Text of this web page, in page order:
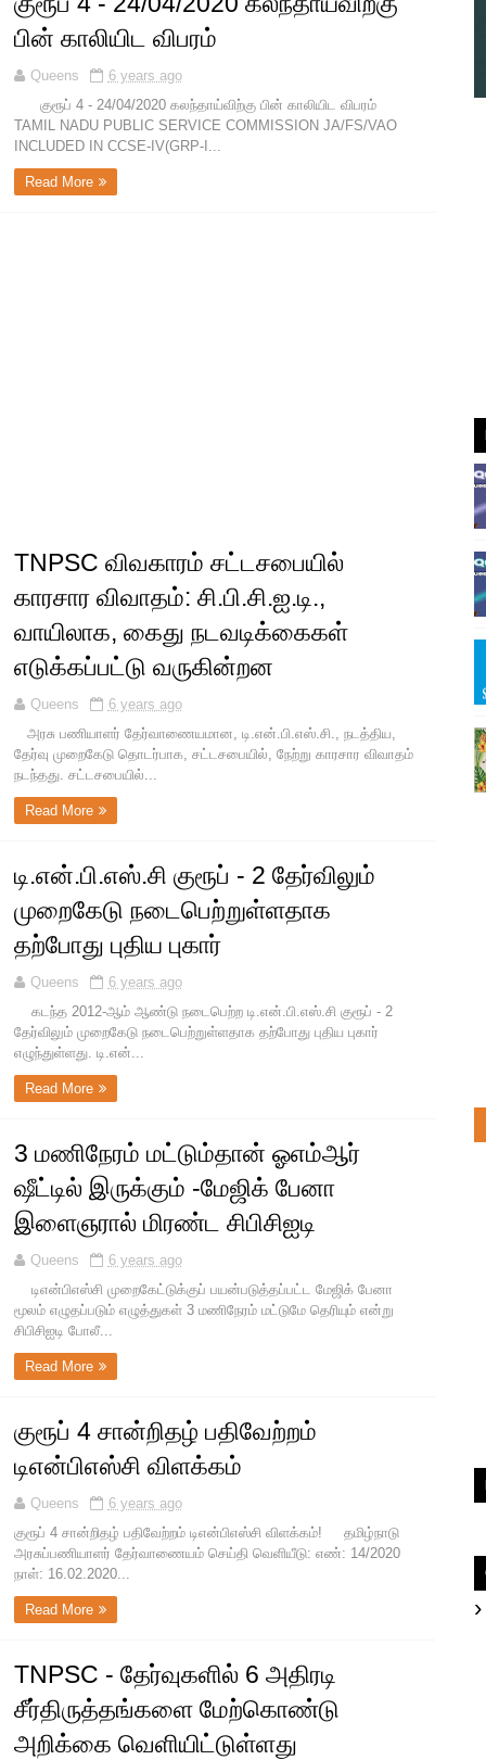
பின் காலியிட விபரம்
Queens
6 years ago
குரூப் 4 - 24/04/2020 கலந்தாய்விற்கு பின் காலியிட விபரம்
TAMIL NADU PUBLIC SERVICE COMMISSION JA/FS/VAO
INCLUDED IN CCSE-IV(GRP-I...
Read More
TNPSC விவகாரம் சட்டசபையில்
காரசார விவாதம்: சி.பி.சி.ஐ.டி.,
வாயிலாக, கைது நடவடிக்கைகள்
எடுக்கப்பட்டு வருகின்றன
Queens
6 years ago
அரசு பணியாளர் தேர்வாணையமான, டி.என்.பி.எஸ்.சி., நடத்திய,
தேர்வு முறைகேடு தொடர்பாக, சட்டசபையில், நேற்று காரசார விவாதம்
நடந்தது. சட்டசபையில்...
Read More
டி.என்.பி.எஸ்.சி குரூப் - 2 தேர்விலும்
முறைகேடு நடைபெற்றுள்ளதாக
தற்போது புதிய புகார்
Queens
6 years ago
கடந்த 2012-ஆம் ஆண்டு நடைபெற்ற டி.என்.பி.எஸ்.சி குரூப் - 2
தேர்விலும் முறைகேடு நடைபெற்றுள்ளதாக தற்போது புதிய புகார்
எழுந்துள்ளது. டி.என்...
Read More
3 மணிநேரம் மட்டும்தான் ஓஎம்ஆர்
ஷீட்டில் இருக்கும் -மேஜிக் பேனா
இளைஞரால் மிரண்ட சிபிசிஐடி
Queens
6 years ago
டிஎன்பிஎஸ்சி முறைகேட்டுக்குப் பயன்படுத்தப்பட்ட மேஜிக் பேனா
மூலம் எழுதப்படும் எழுத்துகள் 3 மணிநேரம் மட்டுமே தெரியும் என்று
சிபிசிஐடி போலீ...
Read More
குரூப் 4 சான்றிதழ் பதிவேற்றம்
டிஎன்பிஎஸ்சி விளக்கம்
Queens
6 years ago
குரூப் 4 சான்றிதழ் பதிவேற்றம் டிஎன்பிஎஸ்சி விளக்கம்! தமிழ்நாடு
அரசுப்பணியாளர் தேர்வாணையம் செய்தி வெளியீடு: எண்: 14/2020
நாள்: 16.02.2020...
Read More
TNPSC - தேர்வுகளில் 6 அதிரடி
சீர்திருத்தங்களை மேற்கொண்டு
அறிக்கை வெளியிட்டுள்ளது